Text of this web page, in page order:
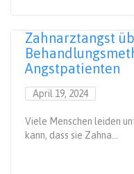
Zahnarztangst
Angstpatienten
April 19, 2024
Viele Menschen leiden
kann, dass sie Zahna...